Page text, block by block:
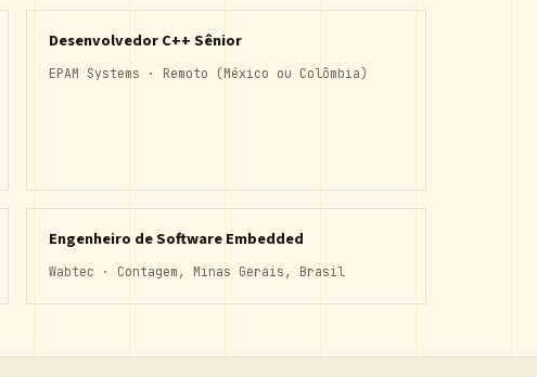
Desenvolvedor C++ Sênior
EPAM Systems · Remoto (México ou Colômbia)
Engenheiro de Software Embedded
Wabtec · Contagem, Minas Gerais, Brasil